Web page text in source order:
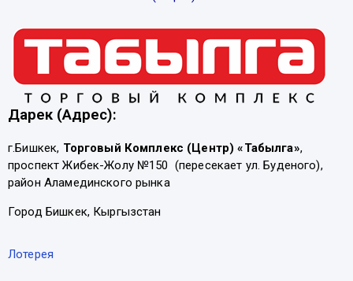
Дарек (Адрес):
г.Бишкек, Торговый Комплекс (Центр) «Табылга»,
проспект Жибек-Жолу №150 (пересекает ул. Буденого),
район Аламединского рынка
Город Бишкек, Кыргызстан
Лотерея